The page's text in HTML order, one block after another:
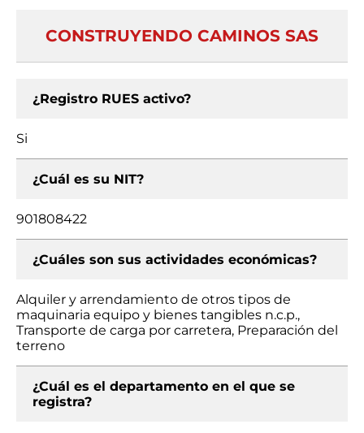
CONSTRUYENDO CAMINOS SAS
¿Registro RUES activo?
Si
¿Cuál es su NIT?
901808422
¿Cuáles son sus actividades económicas?
Alquiler y arrendamiento de otros tipos de
maquinaria equipo y bienes tangibles n.c.p.,
Transporte de carga por carretera, Preparación del
terreno
¿Cuál es el departamento en el que se
registra?